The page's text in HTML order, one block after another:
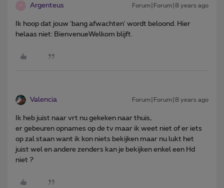
A Argenteus Forum|Forum|8 years ago
Ik hoop dat jouw 'bang afwachten' wordt beloond. Hier
helaas niet: BienvenueWelkom blijft.
Valencia Forum|Forum|8 years ago
Ik heb juist naar vrt nu gekeken naar thuis,
er gebeuren opnames op de tv maar ik weet niet of er iets
op zal staan want ik kon niets bekijken maar nu lukt het
juist wel en andere zenders kan je bekijken enkel een Hd
niet ?